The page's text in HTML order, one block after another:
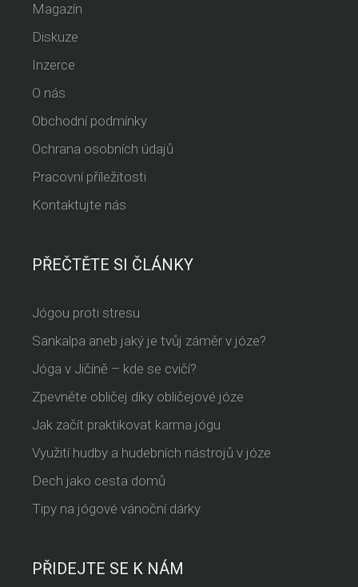
Magazín
Diskuze
Inzerce
O nás
Obchodní podmínky
Ochrana osobních údajů
Pracovní příležitosti
Kontaktujte nás
PŘEČTĚTE SI ČLÁNKY
Jógou proti stresu
Sankalpa aneb jaký je tvůj záměr v józe?
Jóga v Jičíně – kde se cvičí?
Zpevněte obličej díky obličejové józe
Jak začít praktikovat karma jógu
Využití hudby a hudebních nástrojů v józe
Dech jako cesta domů
Tipy na jógové vánoční dárky
PŘIDEJTE SE K NÁM